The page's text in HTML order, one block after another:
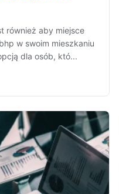
również aby miejsce
w swoim mieszkaniu
dla osób, któ...